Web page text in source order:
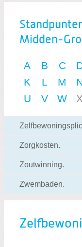
Zoeken:
Midden-
A B C
K
L M
U
V W X
Zorgkosten.
Zoutwinning.
Zwembaden.